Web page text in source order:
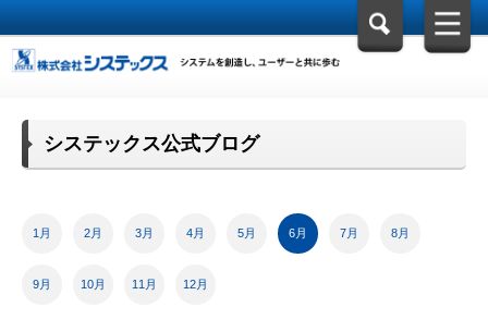
システックス公式ブログ
1月 2月 3月 4月 5月 6月 7月 8月
9月 10月 11月 12月